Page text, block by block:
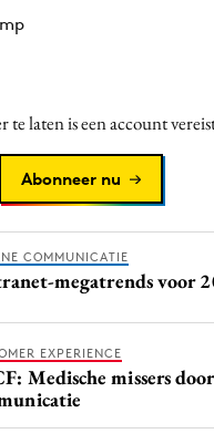
te laten is een account
Abonneer nu
COMMUNICATIE
megatrends voor
EXPERIENCE
Medische missers